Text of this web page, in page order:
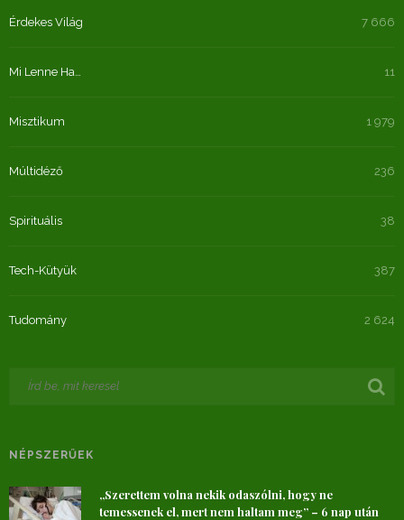
Érdekes Világ 7 666
Mi Lenne Ha… 11
Misztikum 1 979
Múltidéző 236
Spirituális 38
Tech-Kütyük 387
Tudomány 2 624
NÉPSZERŰEK
„Szerettem volna nekik odaszólni, hogy ne
temessenek el, mert nem haltam meg” – 6 nap után